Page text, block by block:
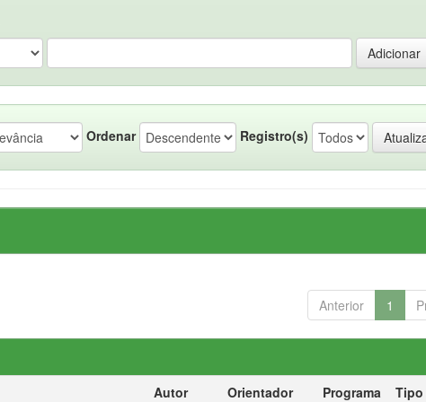
Ordenar Registro(s)
Anterior 1
Autor Orientador Programa
Tipo